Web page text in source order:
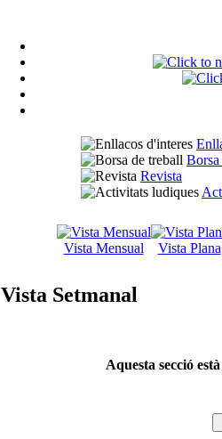
Borsa
Revista
Vista Mensual Vista Plana
Vista Setmanal
Aquesta secció